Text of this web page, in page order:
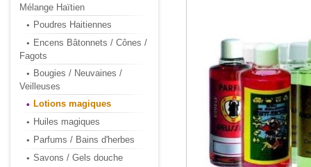
Mélange Haïtien
Poudres Haitiennes
Encens Bâtonnets / Cônes /
Fagots
Bougies / Neuvaines /
Veilleuses
Lotions magiques
Huiles magiques
Parfums / Bains d'herbes
Savons / Gels douche